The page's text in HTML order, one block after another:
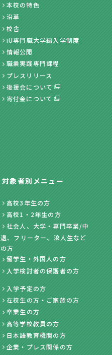
本校の特色
沿革
校舎
iU専門職大学編入学制度
情報公開
職業実践専門課程
プレスリリース
後援会について
寄付金について
対象者別メニュー
高校3年生の方
高校1・2年生の方
社会人、大学・専門卒業/中
退、フリーター、浪人生など
の方
留学生・外国人の方
入学検討者の保護者の方
入学予定の方
在校生の方・ご家族の方
卒業生の方
高等学校教員の方
日本語教育機関の方
企業・プレス関係の方